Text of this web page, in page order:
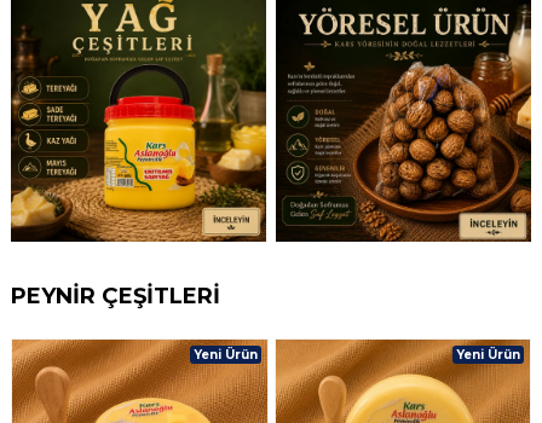
PEYNİR ÇEŞİTLERİ
Yeni Ürün Yeni Ürün